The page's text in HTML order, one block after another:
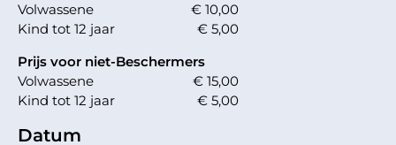
Volwassene
€ 10,00
Kind tot 12 jaar
€ 5,00
Prijs voor niet-Beschermers
Volwassene
€ 15,00
Kind tot 12 jaar
€ 5,00
Datum